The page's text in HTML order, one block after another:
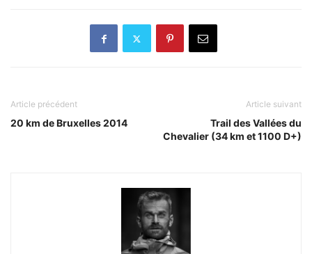
Article précédent
20 km de Bruxelles 2014
Article suivant
Trail des Vallées du
Chevalier (34 km et 1100 D+)